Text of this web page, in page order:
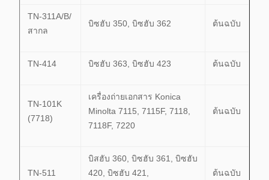
TN-311A/B/
สากล
บิซฮับ 350, บิซฮับ 362 ต้นฉบับ
TN-414 บิซฮับ 363, บิซฮับ 423 ต้นฉบับ
TN-101K
(7718)
เครื่องถ่ายเอกสาร Konica
Minolta 7115, 7115F, 7118,
7118F, 7220
ต้นฉบับ
TN-511
บิสฮับ 360, บิซฮับ 361, บิซฮับ
420, บิซฮับ 421,
ต้นฉบับ